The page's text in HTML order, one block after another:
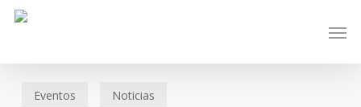
Skip
Eventos Noticias